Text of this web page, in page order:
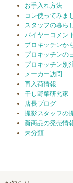
お手入れ方法
コレ使ってみま
スタッフの暮ら
バイヤーコメント
プロキッチンか
プロキッチンの日
プロキッチン別
メーカー訪問
再入荷情報
干し野菜研究
店長ブログ
撮影スタッフの
新商品の発売情
未分類